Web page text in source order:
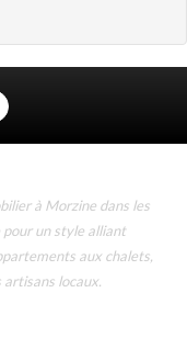
à Morzine dans les
pour un style alliant
aux chalets,
artisans locaux.